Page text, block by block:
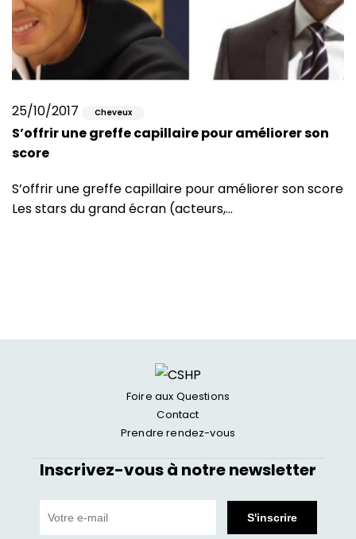
25/10/2017 Cheveux
S’offrir une greffe capillaire pour améliorer son
score
S’offrir une greffe capillaire pour améliorer son score
Les stars du grand écran (acteurs,…
Foire aux Questions
Contact
Prendre rendez-vous
Inscrivez-vous à notre newsletter